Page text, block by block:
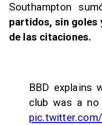
Southampton
partidos, sin goles
de las citaciones.
BBD explains
club was a